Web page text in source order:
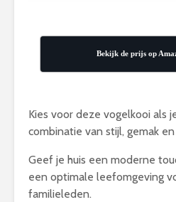
Bekijk de prijs op
Kies voor deze vogelkooi als
combinatie van stijl, gemak
Geef je huis een moderne
een optimale leefomgeving
familieleden.